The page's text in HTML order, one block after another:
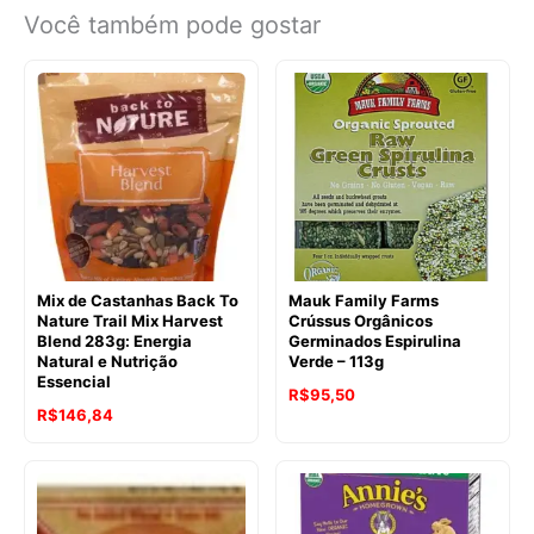
Você também pode gostar
Mix de Castanhas Back To
Nature Trail Mix Harvest
Blend 283g: Energia
Natural e Nutrição
Essencial
R$146,84
Mauk Family Farms
Crússus Orgânicos
Germinados Espirulina
Verde – 113g
O
era:
R$112,67.
R$95,50O
é:
R$95,50.